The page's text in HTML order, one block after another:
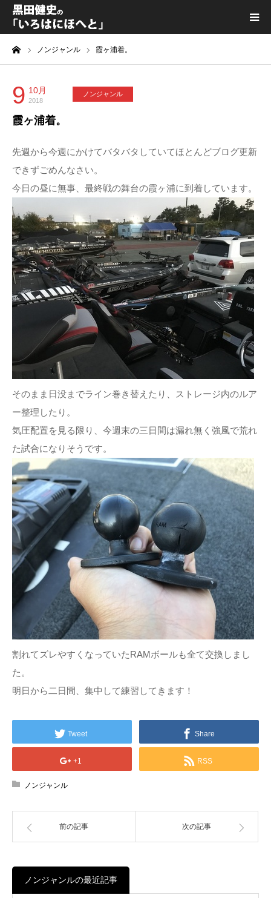
ノンジャンル 霞ヶ浦着。
9 10月
2018
ノンジャンル
霞ヶ浦着。
先週から今週にかけてバタバタしていてほとんどブログ更新
できずごめんなさい。
今日の昼に無事、最終戦の舞台の霞ヶ浦に到着しています。
そのまま日没までライン巻き替えたり、ストレージ内のルア
ー整理したり。
気圧配置を見る限り、今週末の三日間は漏れ無く強風で荒れ
た試合になりそうです。
割れてズレやすくなっていたRAMボールも全て交換しまし
た。
明日から二日間、集中して練習してきます！
Tweet Share
+1 RSS
ノンジャンル
前の記事 次の記事
ノンジャンルの最近記事
黒田健史プロフィール
カテゴリ一覧
喫茶KURODA
YouTube｜Kuro channel
メディア出演
プライバシーポリシー